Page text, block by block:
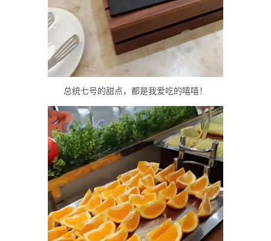
总统七号的甜点，都是我爱吃的嘻嘻！